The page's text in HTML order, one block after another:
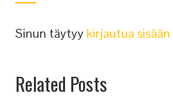
Sinun täytyy kirjautua sisään
Related Posts